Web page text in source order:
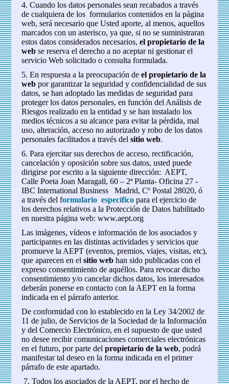
4. Cuando los datos personales sean recabados a través
de cualquiera de los formularios contenidos en la página
web, será necesario que Usted aporte, al menos, aquellos
marcados con un asterisco, ya que, si no se suministraran
estos datos considerados necesarios,el propietario de la
web se reserva el derecho a no aceptar ni gestionar el
servicio Web solicitado o consulta formulada.
5. En respuesta a la preocupación deel propietario de la
web por garantizar la seguridad y confidencialidad de sus
datos, se han adoptado las medidas de seguridad para
proteger los datos personales, en función del Análisis de
Riesgos realizado en la entidad y se han instalado los
medios técnicos a su alcance para evitar la pérdida, mal
uso, alteración, acceso no autorizado y robo de los datos
personales facilitados a través delsitio web.
6. Para ejercitar sus derechos de acceso, rectificación,
cancelación y oposición sobre sus datos, usted puede
dirigirse por escrito a la siguiente dirección: AEPT,
Calle Poeta Joan Maragall, 60 – 2ª Planta- Oficina 27 -
IBC International Business Madrid, Cº Postal 28020, ó
a través del formulario específico para el ejercicio de
los derechos relativos a la Protección de Datos habilitado
en nuestra página web: www.aept.org
Las imágenes, vídeos e información de los asociados y
participantes en las distintas actividades y servicios que
promueve la AEPT (eventos, premios, viajes, visitas, etc),
que aparecen en elsitio web han sido publicadas con el
expreso consentimiento de aquéllos. Para revocar dicho
consentimiento y/o cancelar dichos datos, los interesados
deberán ponerse en contacto con la AEPT en la forma
indicada en el párrafo anterior.
De conformidad con lo establecido en la Ley 34/2002 de
11 de julio, de Servicios de la Sociedad de la Información
y del Comercio Electrónico, en el supuesto de que usted
no desee recibir comunicaciones comerciales electrónicas
en el futuro, por parte delpropietario de la web, podrá
manifestar tal deseo en la forma indicada en el primer
párrafo de este apartado.
7. Todos los asociados de la AEPT, por el hecho de